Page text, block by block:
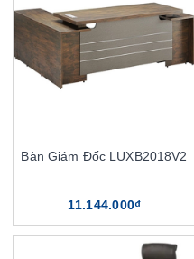
Bàn Giám Đốc LUXB2018V2
11.144.000₫